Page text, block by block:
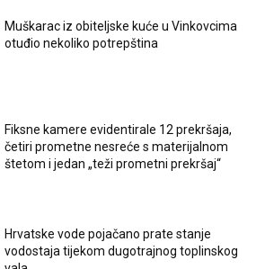
Muškarac iz obiteljske kuće u Vinkovcima
otuđio nekoliko potrepština
Fiksne kamere evidentirale 12 prekršaja,
četiri prometne nesreće s materijalnom
štetom i jedan „teži prometni prekršaj“
Hrvatske vode pojačano prate stanje
vodostaja tijekom dugotrajnog toplinskog